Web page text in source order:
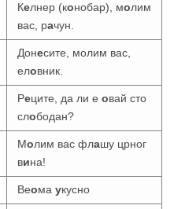
Келнер (конобар), молим
вас, рачун.
Донесите, молим вас,
еловник.
Реците, да ли е овай сто
слободан?
Молим вас флашу црног
вина!
Веома укусно